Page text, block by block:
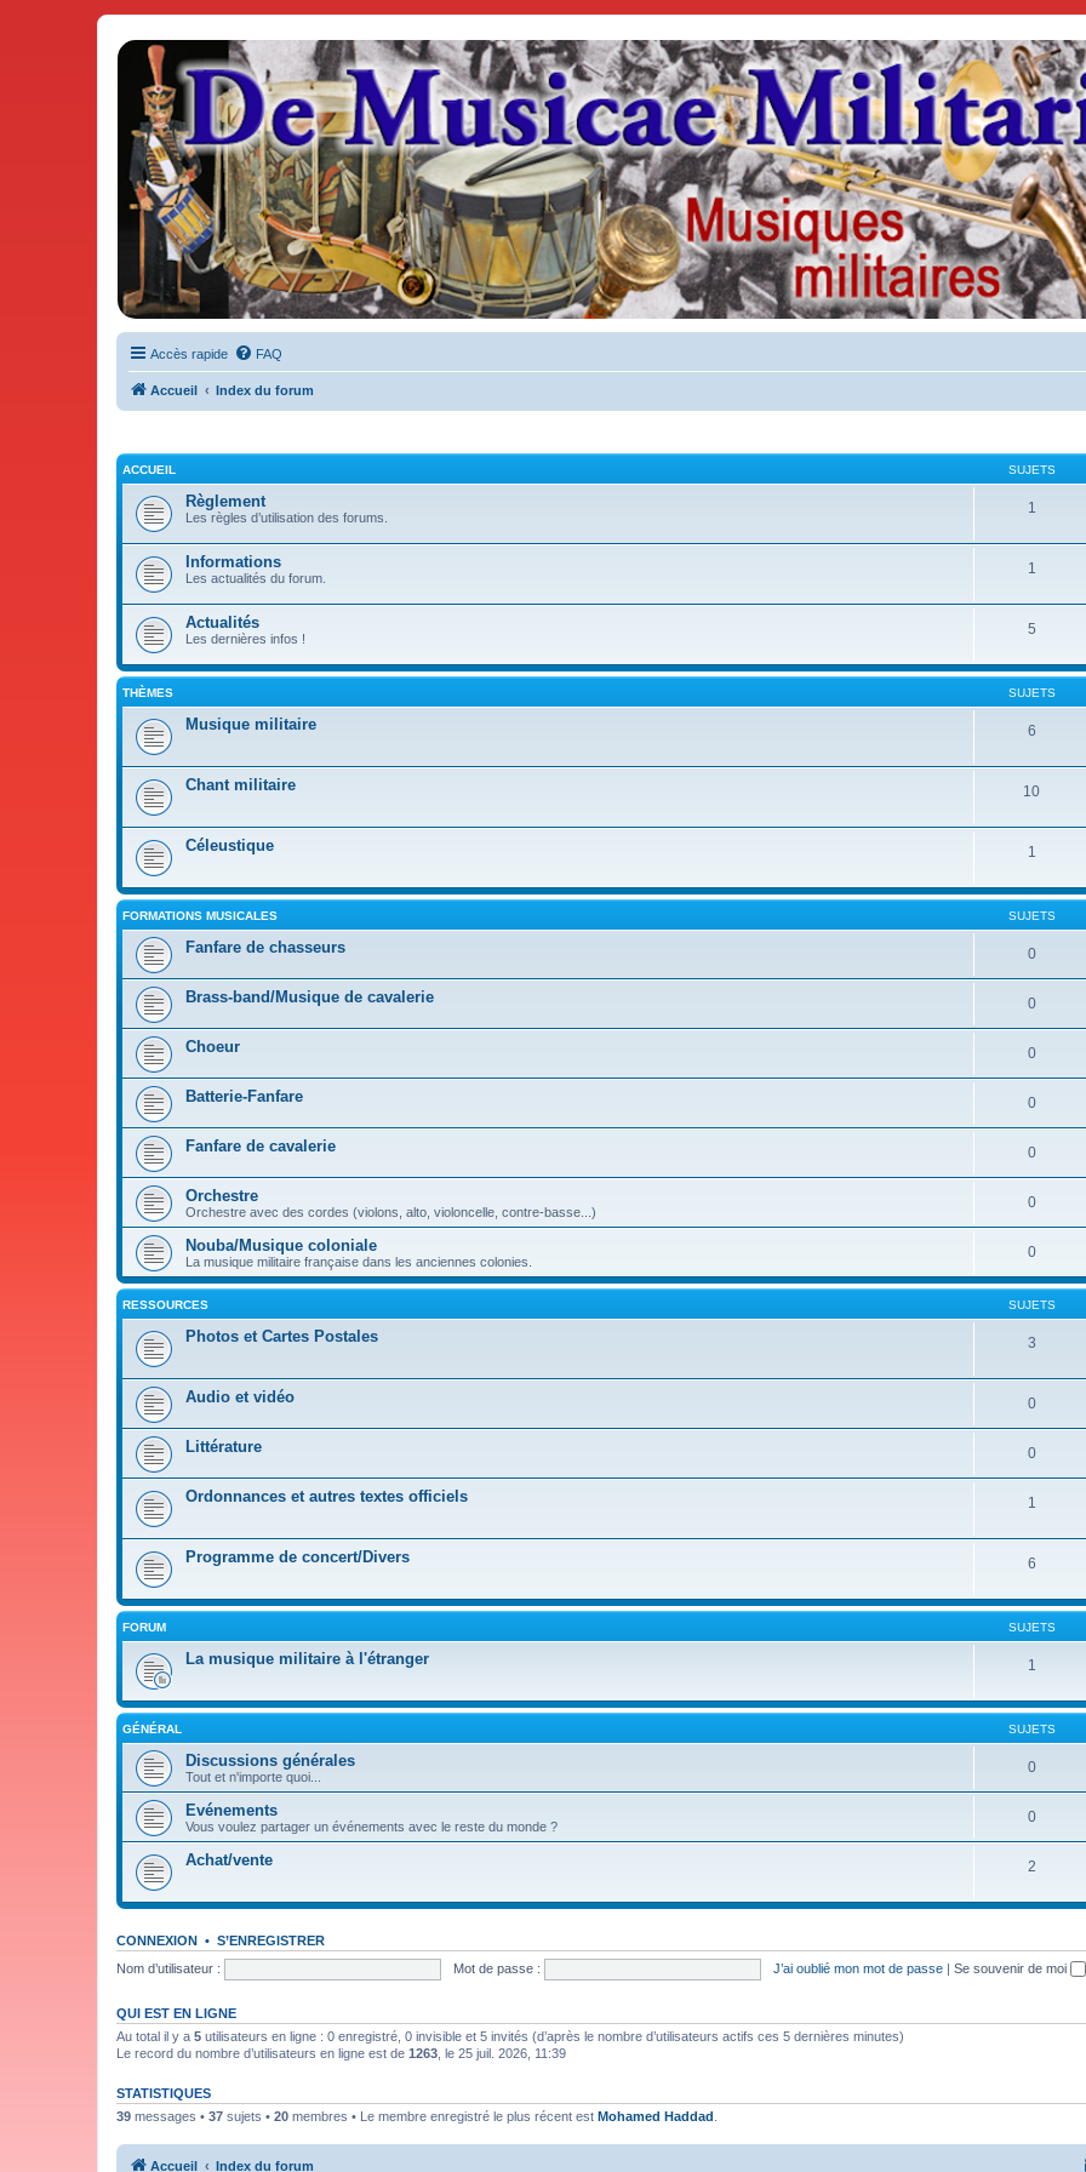
De Musicae Militari - Forums
Forums de discussions
Accès rapide FAQ
Accueil Index du forum
ACCUEIL SUJETS
Règlement
Les règles d’utilisation des forums.
1
Informations
Les actualités du forum.
1
Actualités
Les dernières infos !
5
THÈMES SUJETS
Musique militaire 6
Chant militaire 10
Céleustique 1
FORMATIONS MUSICALES SUJETS
Fanfare de chasseurs 0
Brass-band/Musique de cavalerie 0
Choeur 0
Batterie-Fanfare 0
Fanfare de cavalerie 0
Orchestre
Orchestre avec des cordes (violons, alto, violoncelle, contre-basse...)
0
Nouba/Musique coloniale
La musique militaire française dans les anciennes colonies.
0
RESSOURCES SUJETS
Photos et Cartes Postales 3
Audio et vidéo 0
Littérature 0
Ordonnances et autres textes officiels 1
Programme de concert/Divers 6
FORUM SUJETS
La musique militaire à l'étranger 1
GÉNÉRAL SUJETS
Discussions générales
Tout et n'importe quoi...
0
Evénements
Vous voulez partager un événements avec le reste du monde ?
0
Achat/vente 2
CONNEXION • S’ENREGISTRER
Nom d’utilisateur :
Mot de passe : J’ai oublié mon mot de passe | Se souvenir de moi
QUI EST EN LIGNE
Au total il y a 5 utilisateurs en ligne : 0 enregistré, 0 invisible et 5 invités (d’après le nombre d’utilisateurs actifs ces 5 dernières minutes)
Le record du nombre d’utilisateurs en ligne est de 1263 , le 25 juil. 2026, 11:39
STATISTIQUES
39 messages • 37 sujets • 20 membres • Le membre enregistré le plus récent est Mohamed Haddad
Accueil Index du forum